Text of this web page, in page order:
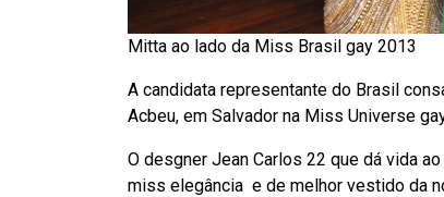
Mitta ao lado da Miss Brasil gay 2013
A candidata representante do Brasil
Acbeu, em Salvador na Miss Universe
O desgner Jean Carlos 22 que dá vida
miss elegância e de melhor vestido da